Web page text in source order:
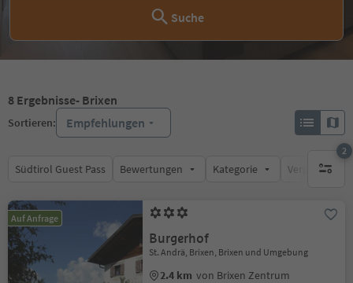
Suche
8 Ergebnisse- Brixen
Sortieren: Empfehlungen
Südtirol Guest Pass Bewertungen Kategorie
2
aktive
Auf Anfrage
Burgerhof
St. Andrä, Brixen, Brixen und Umgebung
2.4 km von Brixen Zentrum